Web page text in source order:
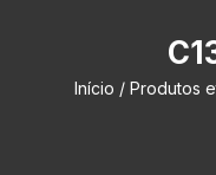
Início / Produtos